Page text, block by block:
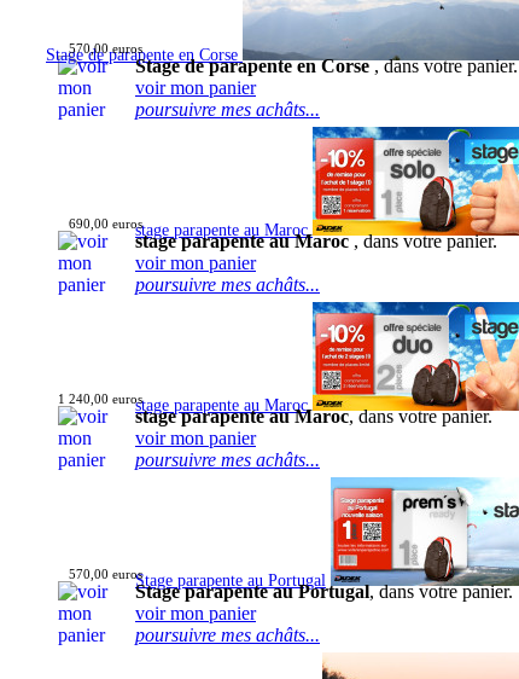
Stage de parapente en Corse
570,00 euros
Stage de parapente en Corse, dans votre panier.
voir mon panier
poursuivre mes achâts...
stage parapente au Maroc
690,00 euros
stage parapente au Maroc, dans votre panier.
voir mon panier
poursuivre mes achâts...
stage parapente au Maroc
1 240,00 euros
stage parapente au Maroc, dans votre panier.
voir mon panier
poursuivre mes achâts...
Stage parapente au Portugal
570,00 euros
Stage parapente au Portugal, dans votre panier.
voir mon panier
poursuivre mes achâts...